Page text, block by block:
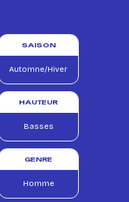
SAISON
Automne/Hiver
HAUTEUR
Basses
GENRE
Homme